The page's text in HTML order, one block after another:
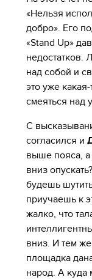
«Нельзя
добро». Его
«Stand Up»
недостатков.
над собой и
это уже
смеяться над
С
согласился и
выше пояса,
вниз
будешь
приучаешь к
жалко, что
вниз. И тем
площадка
народ. А куда